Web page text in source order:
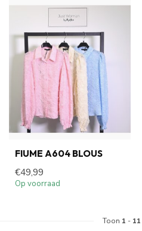
FIUME A604 BLOUS
€49,99
Op voorraad
Toon 1 - 11